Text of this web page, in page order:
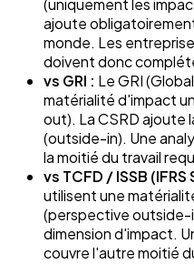
(uniquement les
ajoute
monde. Les
doivent donc
vs GRI : Le GRI
matérialité d'impact
out). La CSRD ajoute
(outside-in). Une
la moitié du travail
vs TCFD / ISSB (IFRS
utilisent une
(perspective outside-
dimension d'impact.
couvre l'autre moitié